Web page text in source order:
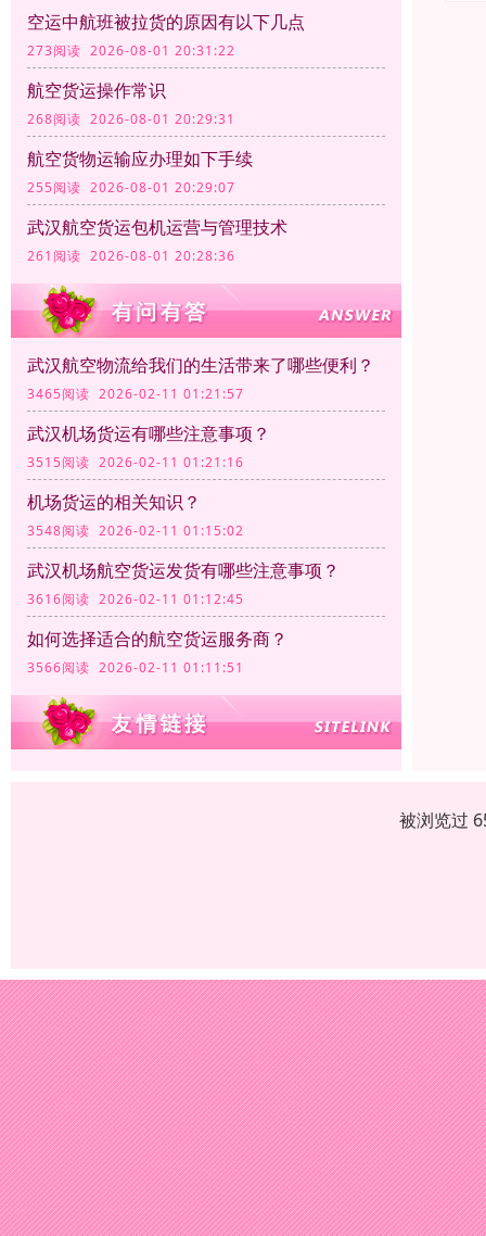
空运中航班被拉货的原因有以下几点
273阅读 2026-08-01 20:31:22
航空货运操作常识
268阅读 2026-08-01 20:29:31
航空货物运输应办理如下手续
255阅读 2026-08-01 20:29:07
武汉航空货运包机运营与管理技术
261阅读 2026-08-01 20:28:36
武汉航空物流给我们的生活带来了哪些便利？
3465阅读 2026-02-11 01:21:57
武汉机场货运有哪些注意事项？
3515阅读 2026-02-11 01:21:16
机场货运的相关知识？
3548阅读 2026-02-11 01:15:02
武汉机场航空货运发货有哪些注意事项？
3616阅读 2026-02-11 01:12:45
如何选择适合的航空货运服务商？
3566阅读 2026-02-11 01:11:51
被浏览过